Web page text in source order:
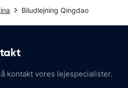
Biludlejning Qingdao
kontakt vores lejespecialister.